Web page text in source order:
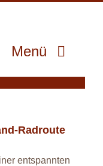
Menü
GeoPark
GeoGenuss
Radroute
entspannten